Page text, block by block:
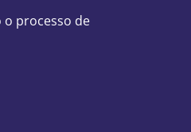
processo de